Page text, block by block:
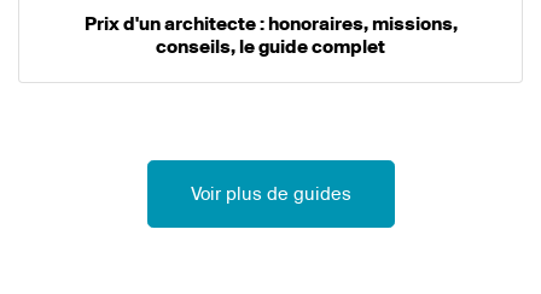
Prix d'un architecte : honoraires, missions,
conseils, le guide complet
Voir plus de guides